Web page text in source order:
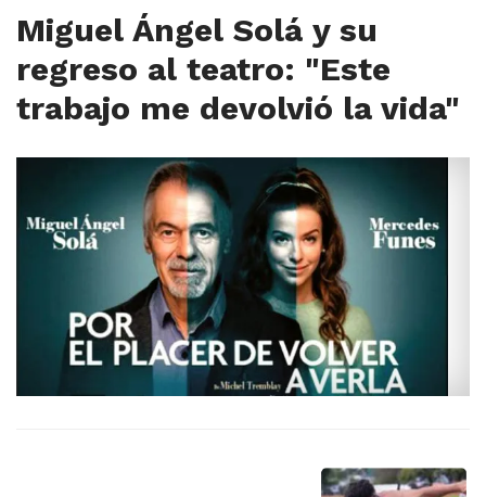
Miguel Ángel Solá y su
regreso al teatro: "Este
trabajo me devolvió la vida"